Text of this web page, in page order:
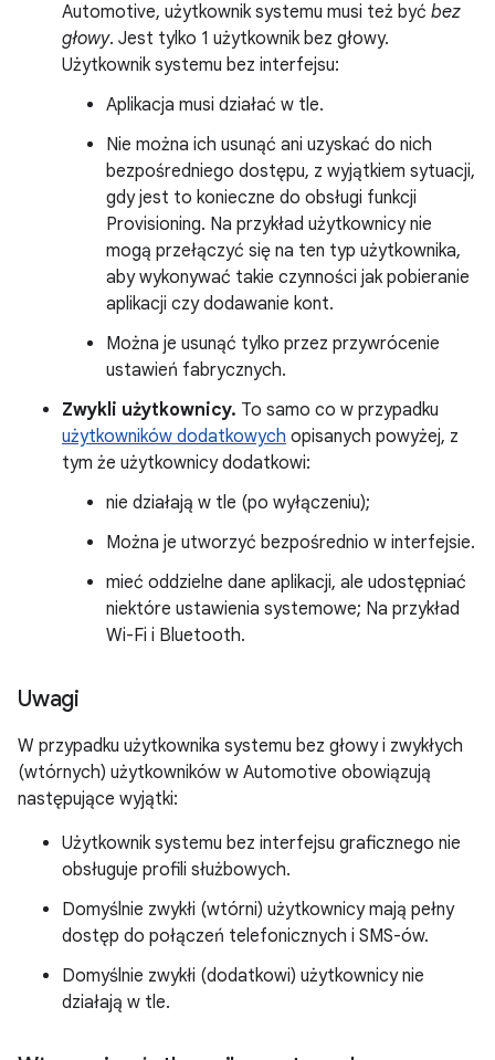
Automotive, użytkownik systemu musi też być bez
głowy. Jest tylko 1 użytkownik bez głowy.
Użytkownik systemu bez interfejsu:
Aplikacja musi działać w tle.
Nie można ich usunąć ani uzyskać do nich
bezpośredniego dostępu, z wyjątkiem sytuacji,
gdy jest to konieczne do obsługi funkcji
Provisioning. Na przykład użytkownicy nie
mogą przełączyć się na ten typ użytkownika,
aby wykonywać takie czynności jak pobieranie
aplikacji czy dodawanie kont.
Można je usunąć tylko przez przywrócenie
ustawień fabrycznych.
Zwykli użytkownicy. To samo co w przypadku
użytkowników dodatkowych opisanych powyżej, z
tym że użytkownicy dodatkowi:
nie działają w tle (po wyłączeniu);
Można je utworzyć bezpośrednio w interfejsie.
mieć oddzielne dane aplikacji, ale udostępniać
niektóre ustawienia systemowe; Na przykład
Wi-Fi i Bluetooth.
Uwagi
W przypadku użytkownika systemu bez głowy i zwykłych
(wtórnych) użytkowników w Automotive obowiązują
następujące wyjątki:
Użytkownik systemu bez interfejsu graficznego nie
obsługuje profili służbowych.
Domyślnie zwykłi (wtórni) użytkownicy mają pełny
dostęp do połączeń telefonicznych i SMS-ów.
Domyślnie zwykłi (dodatkowi) użytkownicy nie
działają w tle.